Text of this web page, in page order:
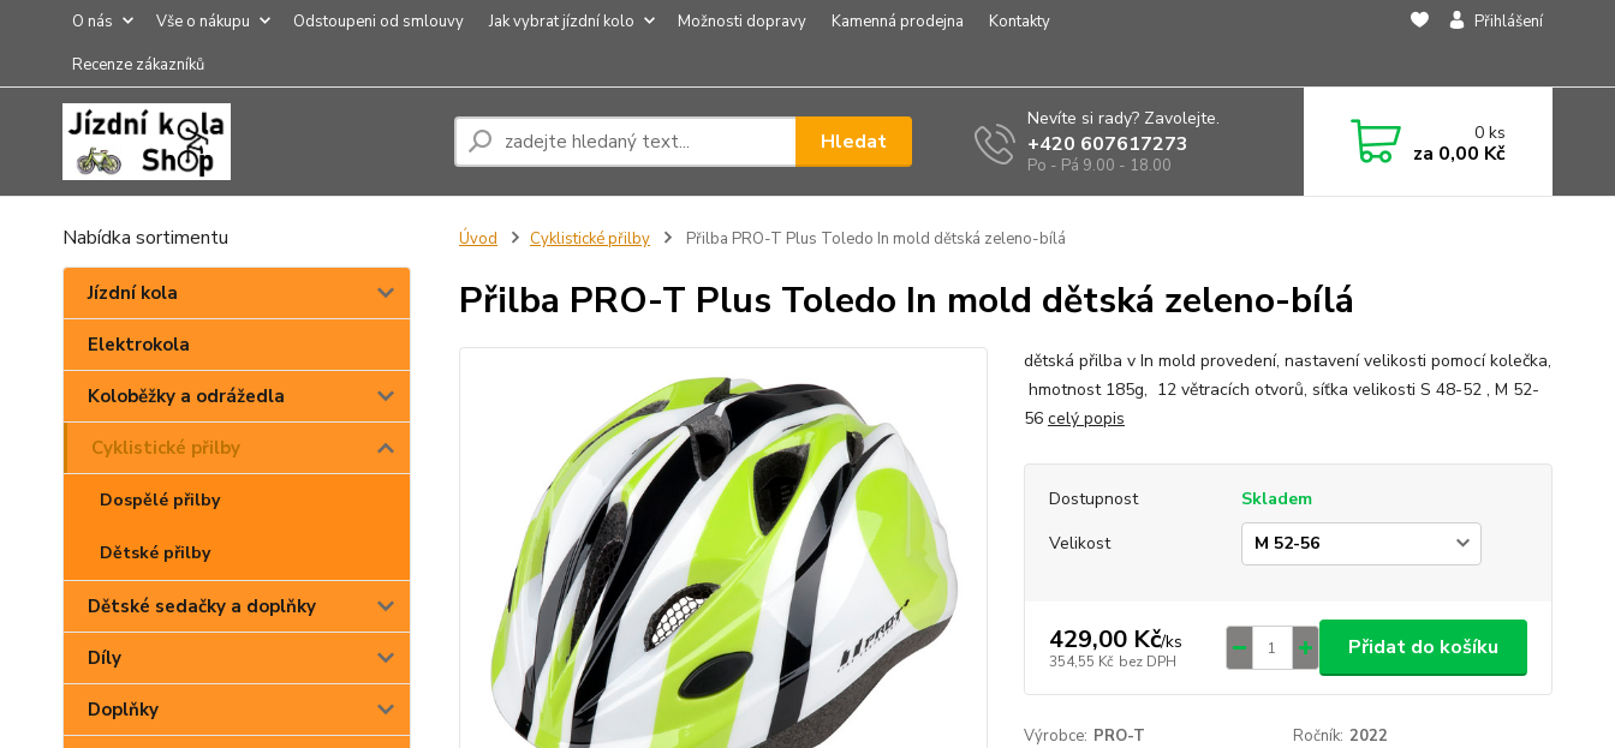
O nás Vše o nákupu Odstoupeni od smlouvy Jak vybrat jízdní kolo Možnosti dopravy Kamenná prodejna
Kontakty
Recenze zákazníků
Přihlášení
Hledat
Nevíte si rady? Zavolejte.
+420 607617273
Po - Pá 9.00 - 18.00
0ks
za 0,00 Kč
Nabídka sortimentu
Jízdní kola
Elektrokola
Koloběžky a odrážedla
Cyklistické přilby
Dospělé přilby
Dětské přilby
Dětské sedačky a doplňky
Díly
Doplňky
Úvod Cyklistické přilby Přilba PRO-T Plus Toledo In mold dětská zeleno-bílá
Přilba PRO-T Plus Toledo In mold dětská zeleno-bílá
dětská přilba v In mold provedení, nastavení velikosti pomocí kolečka,
hmotnost 185g, 12 větracích otvorů, síťka velikosti S 48-52 , M 52-
56 celý popis
Dostupnost
Skladem
Velikost
429,00 Kč/ks
354,55 Kč bez DPH
Přidat do košíku
Výrobce: PRO-T Ročník: 2022